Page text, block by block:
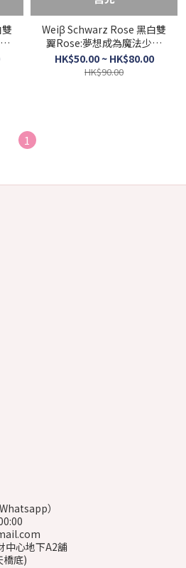
Weiβ Schwarz Rose 黑白雙
翼Rose:夢想成為魔法少女
魔法少女にあこがれて 預組
(原盒)
HK$50.00 ~ HK$80.00
HK$90.00
1
）
中心地下A2舖
底)